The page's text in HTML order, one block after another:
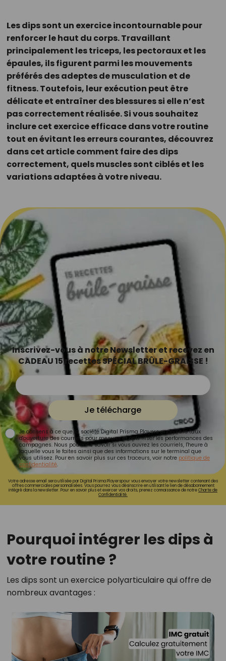
Les dips sont un exercice incontournable pour
renforcer le haut du corps. Travaillant
principalement les triceps, les pectoraux et les
épaules, ils figurent parmi les mouvements
préférés des adeptes de musculation et de
fitness. Toutefois, leur exécution peut être
délicate et entraîner des blessures si elle n’est
pas correctement réalisée. Si vous souhaitez
inclure cet exercice efficace dans votre routine
tout en évitant les erreurs courantes, découvrez
dans cet article comment faire des dips
correctement, quels muscles sont ciblés et les
variations adaptées à votre niveau.
Inscrivez-vous à notre Newsletter et recevez en
CADEAU 15 recettes SPÉCIAL BRÛLE-GRAISSE !
Je télécharge
Je consens à ce que la société Digital Prisma Players analyse le taux
d'ouverture des courriels pour mesurer et optimiser les performances des
campagnes. Nous pourrons savoir si vous ouvrez les courriels, l'heure à
laquelle vous le faites ainsi que des informations sur le terminal que
vous utilisez. Pour en savoir plus sur ces traceurs, voir notre politique de
confidentialité.
Votre adresse email sera utilisée par Digital Prisma Playerspour vous envoyer votre newsletter contenant des
offres commerciales personnalisées. Vous pourrez vous désinscrire en utilisant le lien de désabonnement
intégré dans la newsletter. Pour en savoir plus et exercer vos droits, prenez connaissance de notreCharte de
Confidentialité.
Pourquoi intégrer les dips à
votre routine ?
Les dips sont un exercice polyarticulaire qui offre de
nombreux avantages :